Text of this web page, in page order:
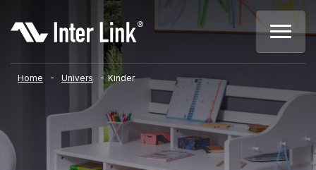
Home - Univers - Kinder